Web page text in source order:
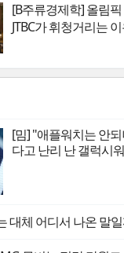
[B주류경제학] 올림
JTBC가 휘청거리는
[밈] "애플워치는 안
다고 난리 난 갤럭시
대체 어디서 나온 말